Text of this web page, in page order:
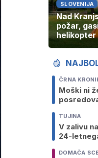
SLOVENIJA
Nad
požar,
helikopter
ČRNA
Moški ni
TUJINA
V zalivu
24-
DOMAČA